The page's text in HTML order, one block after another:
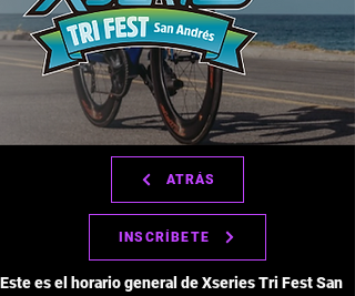
ATRÁS
INSCRÍBETE
Este es el horario general de Xseries Tri Fest San